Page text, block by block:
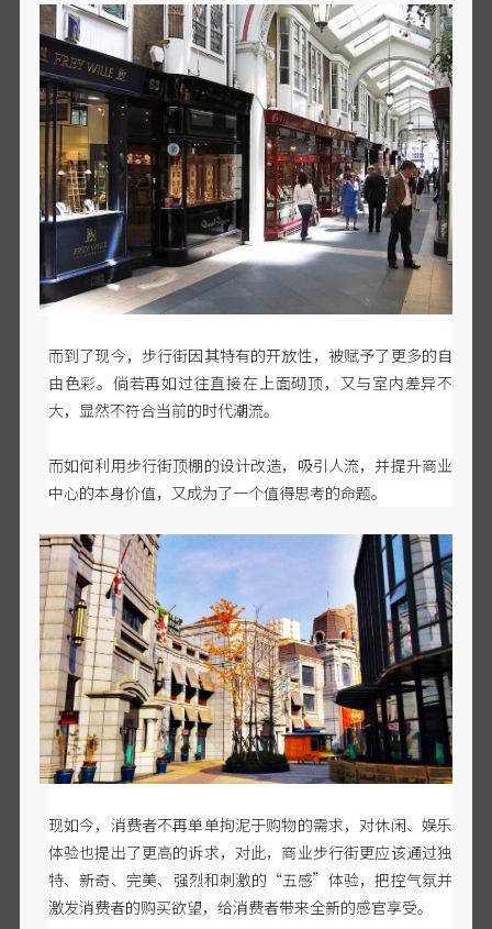
而到了现今，步行街因其特有的开放性，被赋予了更多的自
由色彩。倘若再如过往直接在上面砌顶，又与室内差异不
大，显然不符合当前的时代潮流。
而如何利用步行街顶棚的设计改造，吸引人流，并提升商业
中心的本身价值，又成为了一个值得思考的命题。
现如今，消费者不再单单拘泥于购物的需求，对休闲、娱乐
体验也提出了更高的诉求，对此，商业步行街更应该通过独
特、新奇、完美、强烈和刺激的 “五感”体验，把控气氛并
激发消费者的购买欲望，给消费者带来全新的感官享受。